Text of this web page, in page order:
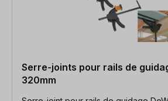
Serre-joints pour rails de
320mm